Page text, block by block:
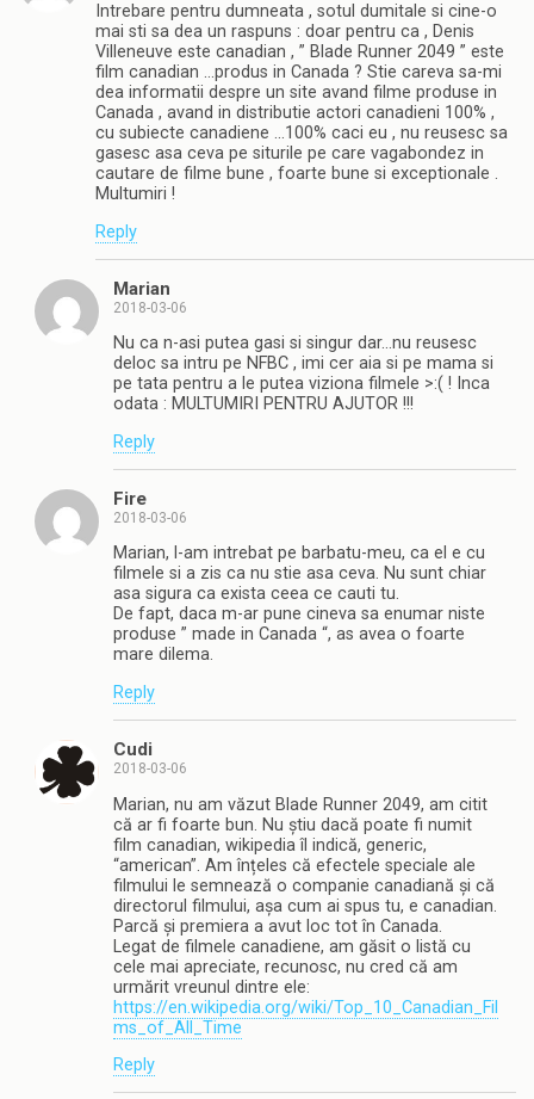
Intrebare pentru dumneata , sotul dumitale si cine-o
mai sti sa dea un raspuns : doar pentru ca , Denis
Villeneuve este canadian , ” Blade Runner 2049 ” este
film canadian …produs in Canada ? Stie careva sa-mi
dea informatii despre un site avand filme produse in
Canada , avand in distributie actori canadieni 100% ,
cu subiecte canadiene …100% caci eu , nu reusesc sa
gasesc asa ceva pe siturile pe care vagabondez in
cautare de filme bune , foarte bune si exceptionale .
Multumiri !
Reply
Marian
2018-03-06
Nu ca n-asi putea gasi si singur dar…nu reusesc
deloc sa intru pe NFBC , imi cer aia si pe mama si
pe tata pentru a le putea viziona filmele >:( ! Inca
odata : MULTUMIRI PENTRU AJUTOR !!!
Reply
Fire
2018-03-06
Marian, l-am intrebat pe barbatu-meu, ca el e cu
filmele si a zis ca nu stie asa ceva. Nu sunt chiar
asa sigura ca exista ceea ce cauti tu.
De fapt, daca m-ar pune cineva sa enumar niste
produse ” made in Canada “, as avea o foarte
mare dilema.
Reply
Cudi
2018-03-06
Marian, nu am văzut Blade Runner 2049, am citit
că ar fi foarte bun. Nu știu dacă poate fi numit
film canadian, wikipedia îl indică, generic,
“american”. Am înțeles că efectele speciale ale
filmului le semnează o companie canadiană și că
directorul filmului, așa cum ai spus tu, e canadian.
Parcă și premiera a avut loc tot în Canada.
Legat de filmele canadiene, am găsit o listă cu
cele mai apreciate, recunosc, nu cred că am
urmărit vreunul dintre ele:
https://en.wikipedia.org/wiki/Top_10_Canadian_Fil
ms_of_All_Time
Reply